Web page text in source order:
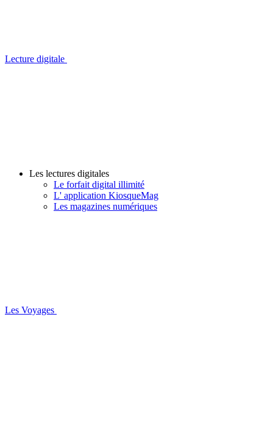
Lecture digitale
Les lectures digitales
Le forfait digital illimité
L' application KiosqueMag
Les magazines numériques
Les Voyages